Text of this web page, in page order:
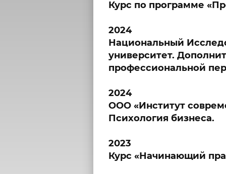
Курс по программе
2024
Национальный
университет.
профессиональной
2024
ООО «Институт
Психология бизнеса.
2023
Курс «Начинающий